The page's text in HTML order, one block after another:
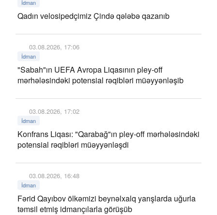
İdman
Qadın velosipedçimiz Çində qələbə qazanıb
03.08.2026, 17:06
İdman
"Sabah"ın UEFA Avropa Liqasının pley-off
mərhələsindəki potensial rəqibləri müəyyənləşib
03.08.2026, 17:02
İdman
Konfrans Liqası: "Qarabağ"ın pley-off mərhələsindəki
potensial rəqibləri müəyyənləşdi
03.08.2026, 16:48
İdman
Fərid Qayıbov ölkəmizi beynəlxalq yarışlarda uğurla
təmsil etmiş idmançılarla görüşüb